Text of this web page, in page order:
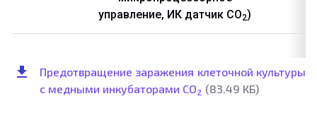
управление, ИК датчик CO2)
Предотвращение заражения клеточной культуры
с медными инкубаторами CO2 (83.49 КБ)